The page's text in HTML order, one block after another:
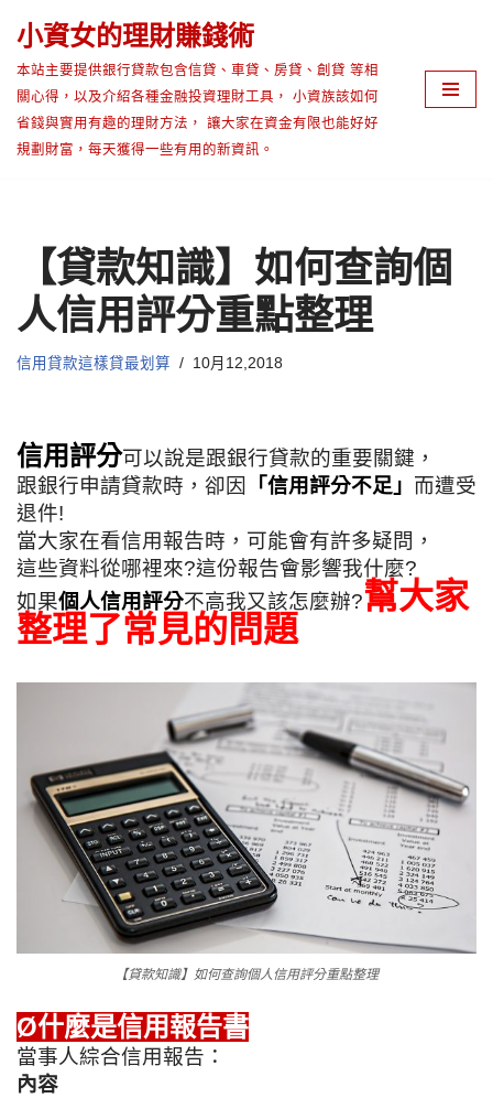
Skip
to
content
小資女的理財賺錢術
本站主要提供銀行貸款包含信貸、車貸、房貸、創貸 等相
關心得，以及介紹各種金融投資理財工具， 小資族該如何
省錢與實用有趣的理財方法， 讓大家在資金有限也能好好
規劃財富，每天獲得一些有用的新資訊。
【貸款知識】如何查詢個
人信用評分重點整理
信用貸款這樣貸最划算 10月12,2018
信用評分可以說是跟銀行貸款的重要關鍵，
跟銀行申請貸款時，卻因
「信用評分不足」 而遭受
退件!
當大家在看信用報告時， 可能會有許多疑問，
這些資料從哪裡來?這份報告會影響我什麼?
如果個人信用評分不高我又該怎麼辦?幫大家
整理了常見的問題
【貸款知識】如何查詢個人信用評分重點整理
Ø什麼是信用報告書
當事人綜合信用報告：
內容